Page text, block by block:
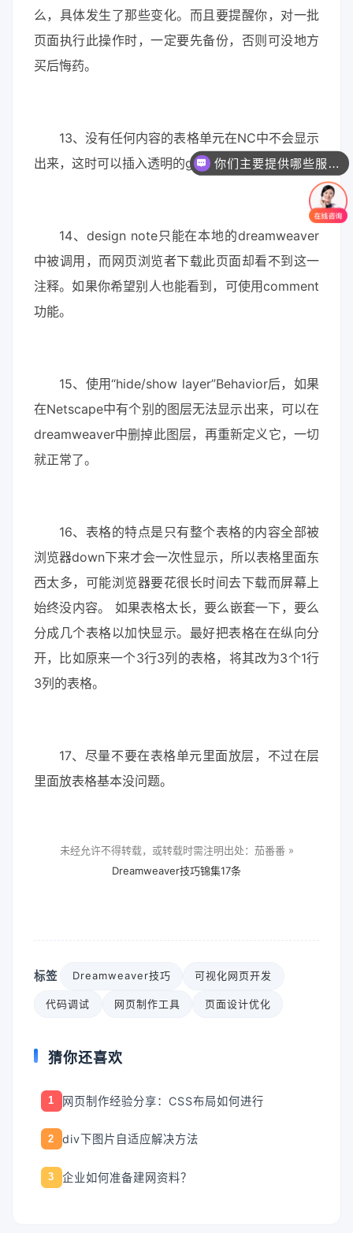
么，具体发生了那些变化。而且要提醒你，对一批
页面执行此操作时，一定要先备份，否则可没地方
买后悔药。
13、没有任何内容的表格单元在NC中不会显示
出来，这时可以插入透明的gif来解决这个问题。
14、design note只能在本地的dreamweaver
中被调用，而网页浏览者下载此页面却看不到这一
注释。如果你希望别人也能看到，可使用comment
功能。
15、使用“hide/show layer”Behavior后，如果
在Netscape中有个别的图层无法显示出来，可以在
dreamweaver中删掉此图层，再重新定义它，一切
就正常了。
16、表格的特点是只有整个表格的内容全部被
浏览器down下来才会一次性显示，所以表格里面东
西太多，可能浏览器要花很长时间去下载而屏幕上
始终没内容。 如果表格太长，要么嵌套一下，要么
分成几个表格以加快显示。最好把表格在在纵向分
开，比如原来一个3行3列的表格，将其改为3个1行
3列的表格。
17、尽量不要在表格单元里面放层，不过在层
里面放表格基本没问题。
未经允许不得转载，或转载时需注明出处：茄番番 »
Dreamweaver技巧锦集17条
标签 Dreamweaver技巧 可视化网页开发
代码调试 网页制作工具 页面设计优化
猜你还喜欢
1 网页制作经验分享：CSS布局如何进行
2 div下图片自适应解决方法
3 企业如何准备建网资料？
你们主要提供哪些服务？可以根据需求定制吗？
一个网站/小程序/系统的价格是怎么计算的？